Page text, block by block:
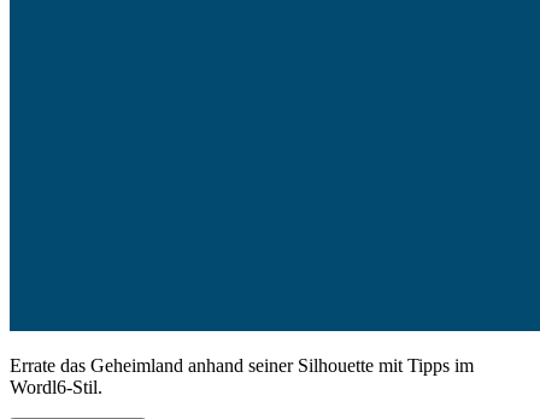
Errate das Geheimland anhand seiner Silhouette mit Tipps im
Wordl6-Stil.